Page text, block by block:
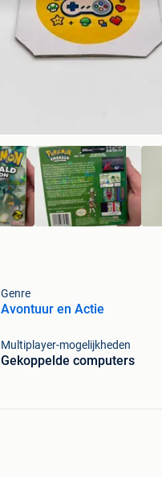
Genre
Avontuur en Actie
Multiplayer-mogelijkheden
Gekoppelde computers